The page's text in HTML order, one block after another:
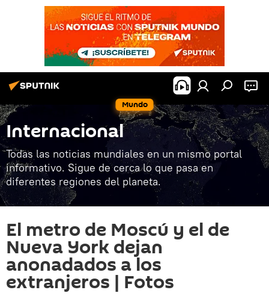
Mundo
Internacional
Todas las noticias mundiales en un mismo portal
informativo. Sigue de cerca lo que pasa en
diferentes regiones del planeta.
El metro de Moscú y el de
Nueva York dejan
anonadados a los
extranjeros | Fotos